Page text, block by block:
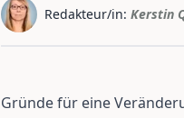
Redakteur/in: Kerstin
Gründe für eine